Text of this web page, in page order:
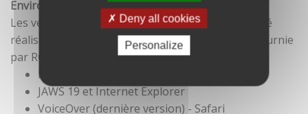
Deny all cookies
Personalize
Environnement de test
Les vérifications de restitution de contenus ont été
réalisées conformément à la base de référence fournie
par RGAA 3.
Firefox et NVDA
JAWS 19 et Internet Explorer
VoiceOver (dernière version) - Safari